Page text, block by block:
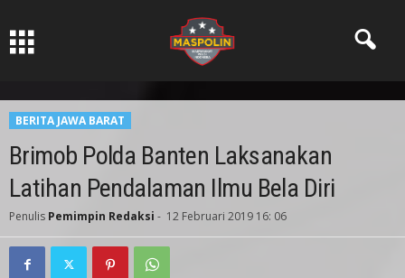
BERITA JAWA BARAT
Brimob Polda Banten Laksanakan
Latihan Pendalaman Ilmu Bela Diri
Penulis Pemimpin Redaksi - 12 Februari 2019 16: 06